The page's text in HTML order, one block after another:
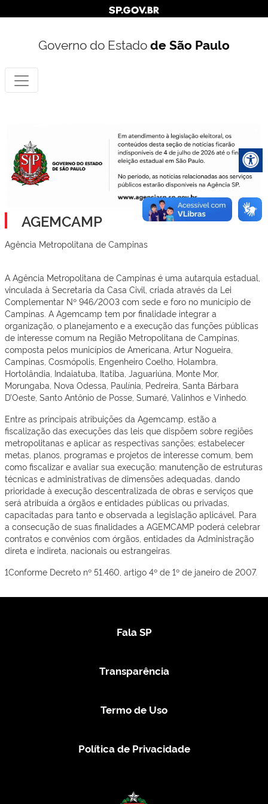
Governo do Estadode São Paulo
AGEMCAMP
Agência Metropolitana de Campinas
A Agência Metropolitana de Campinas é uma autarquia estadual,
vinculada à Secretaria da Casa Civil, criada através da Lei
Complementar Nº 946/2003 com sede e foro no município de
Campinas. A Agemcamp tem por finalidade integrar a
organização, o planejamento e a execução das funções públicas
de interesse comum na Região Metropolitana de Campinas,
composta pelos municípios de Americana, Artur Nogueira,
Campinas, Cosmópolis, Engenheiro Coelho, Holambra,
Hortolândia, Indaiatuba, Itatiba, Jaguariúna, Monte Mor,
Morungaba, Nova Odessa, Paulínia, Pedreira, Santa Bárbara
D’Oeste, Santo Antônio de Posse, Sumaré, Valinhos e Vinhedo.
Entre as principais atribuições da Agemcamp, estão a
fiscalização das execuções das leis que dispõem sobre regiões
metropolitanas e aplicar as respectivas sanções; estabelecer
metas, planos, programas e projetos de interesse comum, bem
como fiscalizar e avaliar sua execução; manutenção de estruturas
técnicas e administrativas de dimensões adequadas, dando
prioridade à execução descentralizada de obras e serviços que
será atribuída a órgãos e entidades públicas ou privadas,
capacitadas para tanto e observada a legislação aplicável. Para
a consecução de suas finalidades a AGEMCAMP poderá celebrar
contratos e convênios com órgãos, entidades da Administração
direta e indireta, nacionais ou estrangeiras.
1Conforme Decreto nº 51.460, artigo 4º de 1º de janeiro de 2007.
Fala SP
Transparência
Termo de Uso
Política de Privacidade